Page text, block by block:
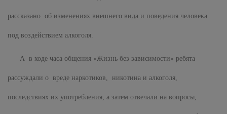
рассказано об изменениях внешнего вида и поведения человека
под воздействием алкоголя.
А в ходе часа общения «Жизнь без зависимости» ребята
рассуждали о вреде наркотиков, никотина и алкоголя,
последствиях их употребления, а затем отвечали на вопросы,